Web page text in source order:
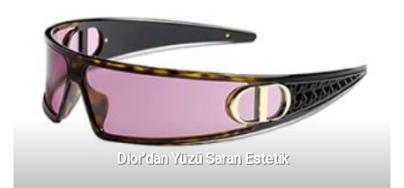
Dior’dan Yüzü Saran Estetik